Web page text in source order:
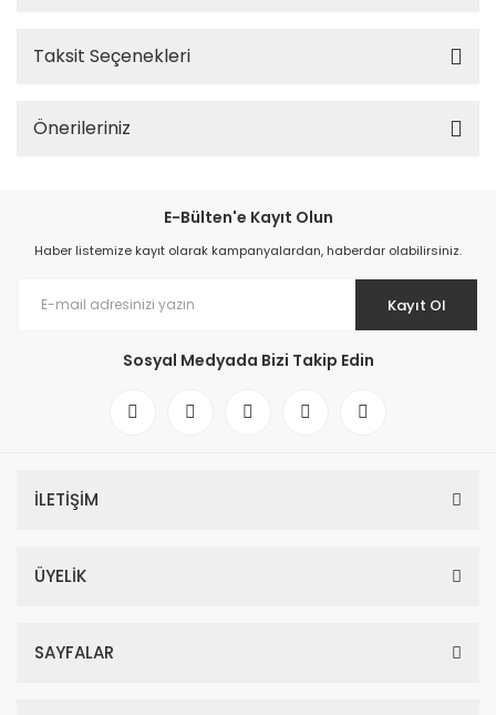
Taksit Seçenekleri
Önerileriniz
E-Bülten'e Kayıt Olun
Haber listemize kayıt olarak kampanyalardan, haberdar olabilirsiniz.
Kayıt Ol
Sosyal Medyada Bizi Takip Edin
İLETİŞİM
ÜYELİK
SAYFALAR